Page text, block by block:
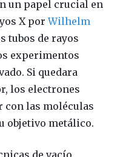
un papel crucial en
X porWilhelm
tubos de rayos
experimentos
Si quedara
los electrones
con las moléculas
objetivo metálico.